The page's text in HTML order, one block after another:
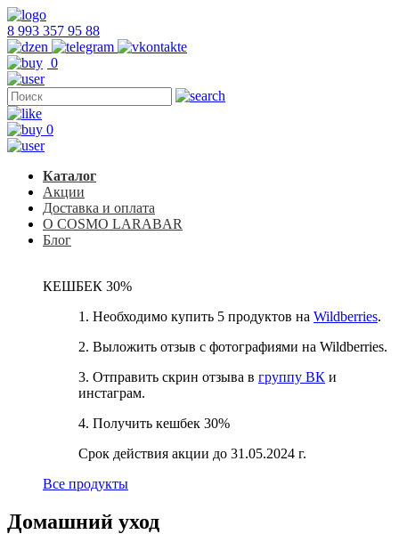
8 993 357 95 88
0
0
Каталог
Акции
Доставка и оплата
О COSMO LARABAR
Блог
КЕШБЕК 30%
1. Необходимо купить 5 продуктов на Wildberries.
2. Выложить отзыв с фотографиями на Wildberries.
3. Отправить скрин отзыва в группу ВК и
инстаграм.
4. Получить кешбек 30%
Срок действия акции до 31.05.2024 г.
Все продукты
Домашний уход